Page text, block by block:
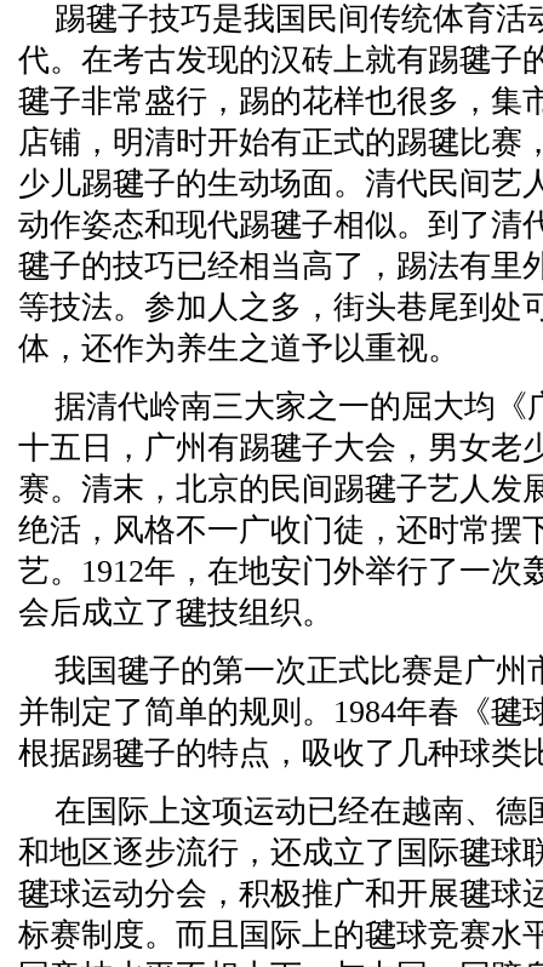
踢毽子技巧是我国民间传统体育活
代。在考古发现的汉砖上就有踢毽子
毽子非常盛行，踢的花样也很多，集
店铺，明清时开始有正式的踢毽比赛
少儿踢毽子的生动场面。清代民间艺
动作姿态和现代踢毽子相似。到了清
毽子的技巧已经相当高了，踢法有里
等技法。参加人之多，街头巷尾到处
体，还作为养生之道予以重视。
据清代岭南三大家之一的屈大均《
十五日，广州有踢毽子大会，男女老
赛。清末，北京的民间踢毽子艺人发
绝活，风格不一广收门徒，还时常摆
艺。1912年，在地安门外举行了一次
会后成立了毽技组织。
我国毽子的第一次正式比赛是广州
并制定了简单的规则。1984年春《毽
根据踢毽子的特点，吸收了几种球类
在国际上这项运动已经在越南、德
和地区逐步流行，还成立了国际毽球
毽球运动分会，积极推广和开展毽球
标赛制度。而且国际上的毽球竞赛水